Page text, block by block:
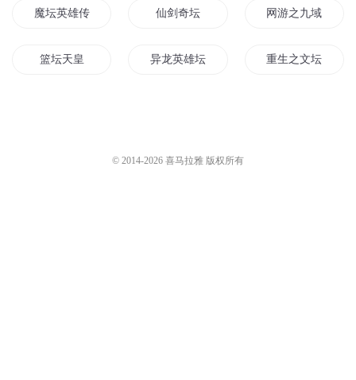
魔坛英雄传 仙剑奇坛 网游之九域神坛
篮坛天皇 异龙英雄坛 重生之文坛女王
© 2014-2026 喜马拉雅 版权所有